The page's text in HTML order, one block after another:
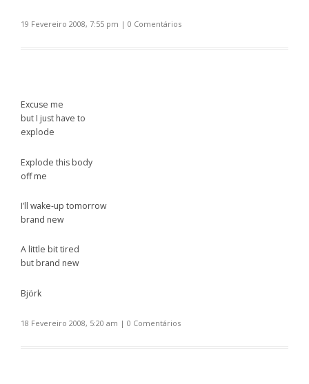
19 Fevereiro 2008, 7:55 pm | 0 Comentários
Excuse me
but I just have to
explode
Explode this body
off me
I’ll wake-up tomorrow
brand new
A little bit tired
but brand new
Björk
18 Fevereiro 2008, 5:20 am | 0 Comentários